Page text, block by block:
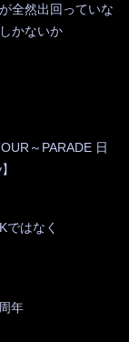
全然出回っていな
かないか
～PARADE 日
はなく
年